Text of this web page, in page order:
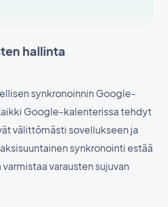
hallinta
synkronoinnin Google-
Google-kalenterissa tehdyt
välittömästi sovellukseen ja
synkronointi estää
varausten sujuvan